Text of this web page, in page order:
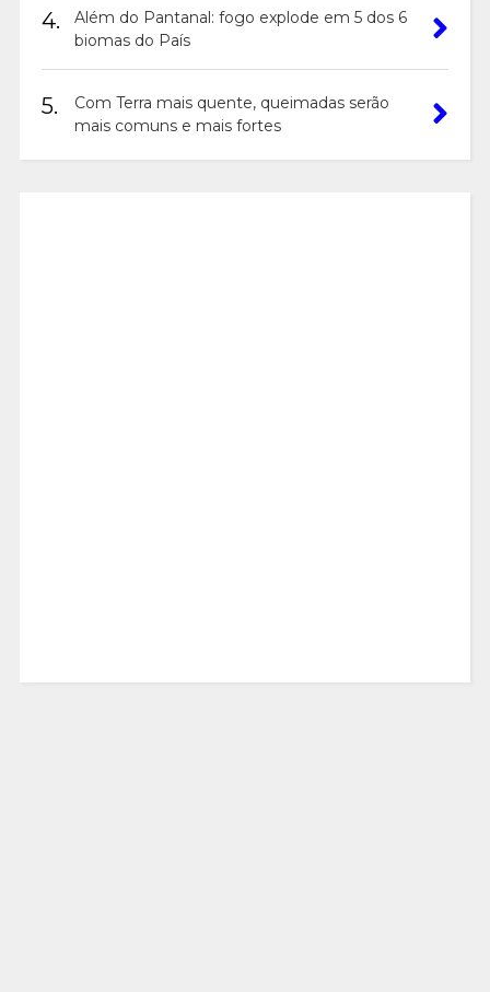
4.
Além do Pantanal: fogo explode em 5 dos 6
biomas do País
5.
Com Terra mais quente, queimadas serão
mais comuns e mais fortes